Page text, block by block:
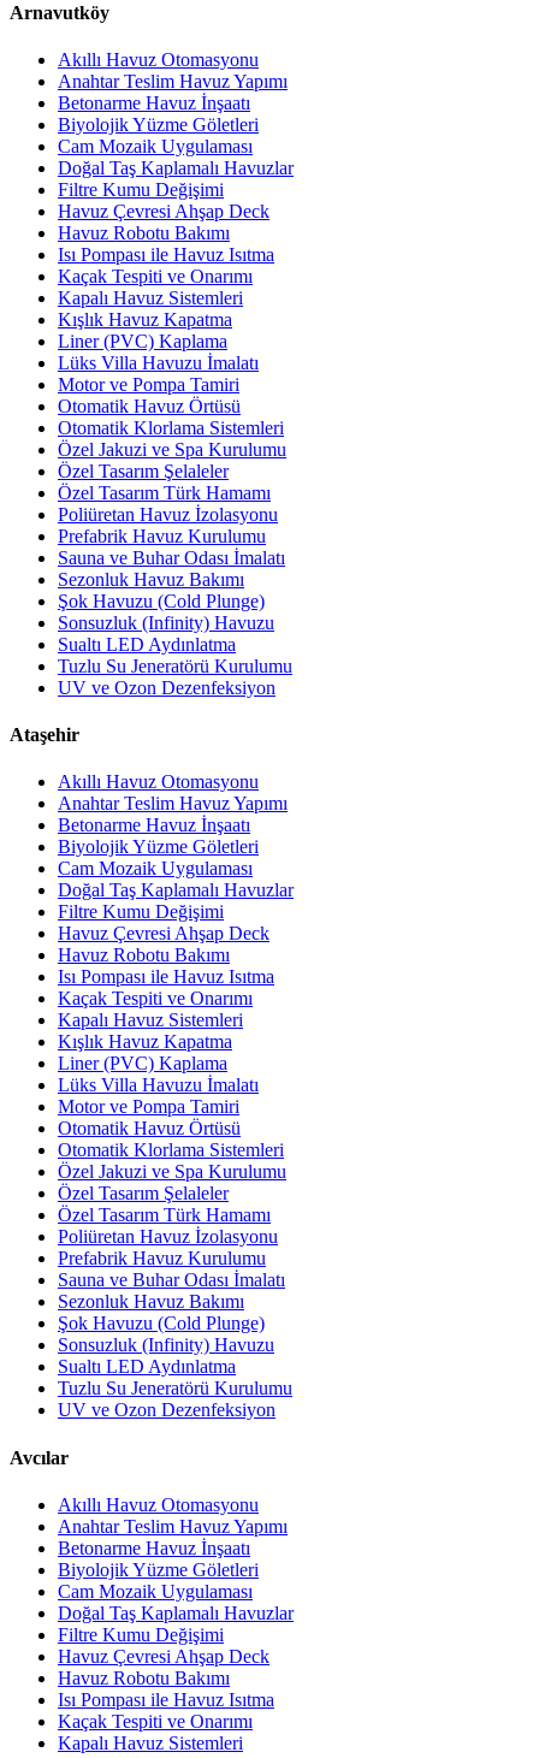
Arnavutköy
Akıllı Havuz Otomasyonu
Anahtar Teslim Havuz Yapımı
Betonarme Havuz İnşaatı
Biyolojik Yüzme Göletleri
Cam Mozaik Uygulaması
Doğal Taş Kaplamalı Havuzlar
Filtre Kumu Değişimi
Havuz Çevresi Ahşap Deck
Havuz Robotu Bakımı
Isı Pompası ile Havuz Isıtma
Kaçak Tespiti ve Onarımı
Kapalı Havuz Sistemleri
Kışlık Havuz Kapatma
Liner (PVC) Kaplama
Lüks Villa Havuzu İmalatı
Motor ve Pompa Tamiri
Otomatik Havuz Örtüsü
Otomatik Klorlama Sistemleri
Özel Jakuzi ve Spa Kurulumu
Özel Tasarım Şelaleler
Özel Tasarım Türk Hamamı
Poliüretan Havuz İzolasyonu
Prefabrik Havuz Kurulumu
Sauna ve Buhar Odası İmalatı
Sezonluk Havuz Bakımı
Şok Havuzu (Cold Plunge)
Sonsuzluk (Infinity) Havuzu
Sualtı LED Aydınlatma
Tuzlu Su Jeneratörü Kurulumu
UV ve Ozon Dezenfeksiyon
Ataşehir
Akıllı Havuz Otomasyonu
Anahtar Teslim Havuz Yapımı
Betonarme Havuz İnşaatı
Biyolojik Yüzme Göletleri
Cam Mozaik Uygulaması
Doğal Taş Kaplamalı Havuzlar
Filtre Kumu Değişimi
Havuz Çevresi Ahşap Deck
Havuz Robotu Bakımı
Isı Pompası ile Havuz Isıtma
Kaçak Tespiti ve Onarımı
Kapalı Havuz Sistemleri
Kışlık Havuz Kapatma
Liner (PVC) Kaplama
Lüks Villa Havuzu İmalatı
Motor ve Pompa Tamiri
Otomatik Havuz Örtüsü
Otomatik Klorlama Sistemleri
Özel Jakuzi ve Spa Kurulumu
Özel Tasarım Şelaleler
Özel Tasarım Türk Hamamı
Poliüretan Havuz İzolasyonu
Prefabrik Havuz Kurulumu
Sauna ve Buhar Odası İmalatı
Sezonluk Havuz Bakımı
Şok Havuzu (Cold Plunge)
Sonsuzluk (Infinity) Havuzu
Sualtı LED Aydınlatma
Tuzlu Su Jeneratörü Kurulumu
UV ve Ozon Dezenfeksiyon
Avcılar
Akıllı Havuz Otomasyonu
Anahtar Teslim Havuz Yapımı
Betonarme Havuz İnşaatı
Biyolojik Yüzme Göletleri
Cam Mozaik Uygulaması
Doğal Taş Kaplamalı Havuzlar
Filtre Kumu Değişimi
Havuz Çevresi Ahşap Deck
Havuz Robotu Bakımı
Isı Pompası ile Havuz Isıtma
Kaçak Tespiti ve Onarımı
Kapalı Havuz Sistemleri